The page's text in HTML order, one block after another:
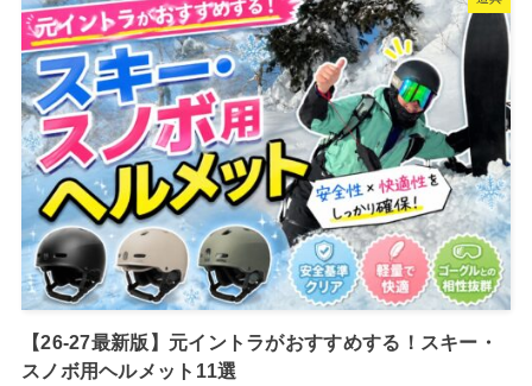
【26-27最新版】元イントラがおすすめする！スキー・
スノボ用ヘルメット11選